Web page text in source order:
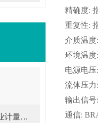
横河气体流量计适配哪些工业计量场景？
精确度:
重复性:
介质温度
环境温度
电源电压
流体压力
输出信号
通信: